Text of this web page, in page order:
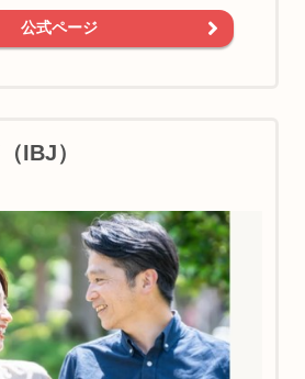
公式ページ
IBJ）